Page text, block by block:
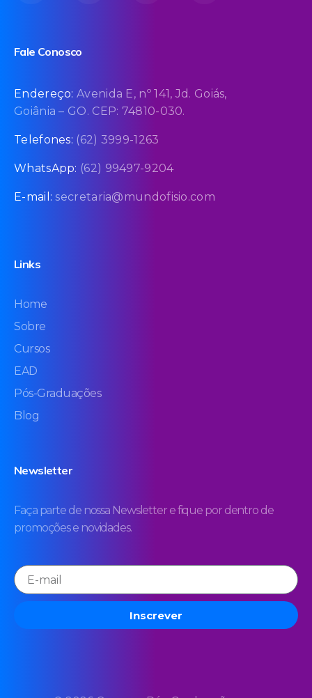
Fale Conosco
Endereço:Avenida E, nº 141, Jd. Goiás,
Goiânia – GO. CEP: 74810-030.
Telefones: (62) 3999-1263
WhatsApp: (62) 99497-9204
E-mail: secretaria@mundofisio.com
Links
Home
Sobre
Cursos
EAD
Pós-Graduações
Blog
Newsletter
Faça parte de nossa Newsletter e fique por dentro de
promoções e novidades.
Inscrever